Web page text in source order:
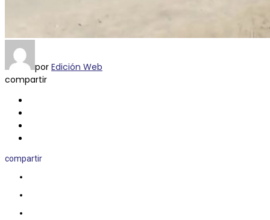
por Edición Web
compartir
compartir